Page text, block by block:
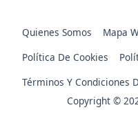
Quienes Somos Mapa
Política De Cookies
Términos Y Condiciones
Copyright ©